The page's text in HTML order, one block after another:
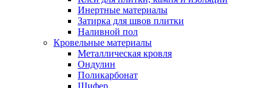
Инертные материалы
Затирка для швов плитки
Наливной пол
Кровельные материалы
Металлическая кровля
Ондулин
Поликарбонат
Шифер